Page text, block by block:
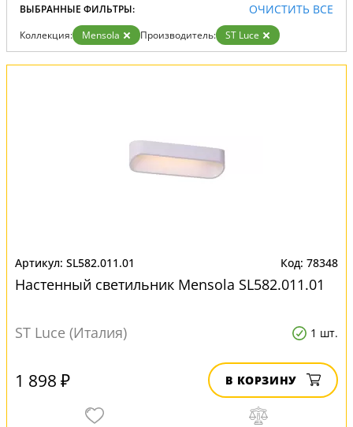
ВЫБРАННЫЕ ФИЛЬТРЫ: ОЧИСТИТЬ ВСЕ
Коллекция: Mensola Производитель: ST Luce
SL582.011.01 78348
Настенный светильник Mensola SL582.011.01
ST Luce (Италия) 1 шт.
1 898 ₽ В КОРЗИНУ